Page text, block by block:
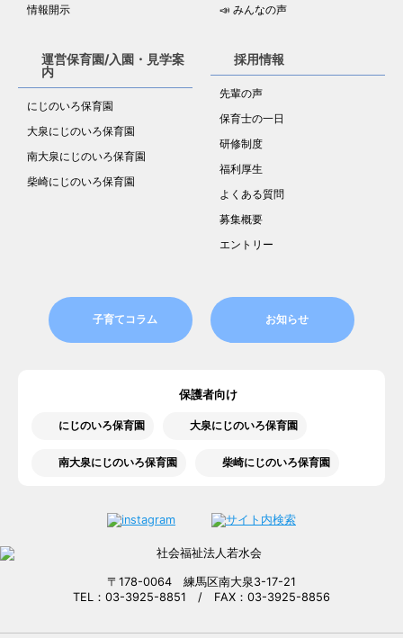
情報開示
📣 みんなの声
運営保育園/入園・見学案
内
にじのいろ保育園
大泉にじのいろ保育園
南大泉にじのいろ保育園
柴崎にじのいろ保育園
採用情報
先輩の声
保育士の一日
研修制度
福利厚生
よくある質問
募集概要
エントリー
子育てコラム お知らせ
保護者向け
にじのいろ保育園 大泉にじのいろ保育園
南大泉にじのいろ保育園 柴崎にじのいろ保育園
〒178-0064 練馬区南大泉3-17-21
TEL：03-3925-8851 / FAX：03-3925-8856